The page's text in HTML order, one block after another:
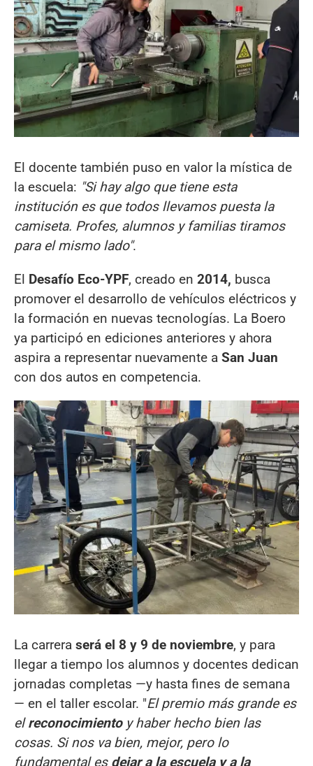
El docente también puso en valor la mística de
la escuela: "Si hay algo que tiene esta
institución es que todos llevamos puesta la
camiseta. Profes, alumnos y familias tiramos
para el mismo lado".
El Desafío Eco-YPF, creado en 2014, busca
promover el desarrollo de vehículos eléctricos y
la formación en nuevas tecnologías. La Boero
ya participó en ediciones anteriores y ahora
aspira a representar nuevamente a San Juan
con dos autos en competencia.
La carrera será el 8 y 9 de noviembre, y para
llegar a tiempo los alumnos y docentes dedican
jornadas completas —y hasta fines de semana
— en el taller escolar. "El premio más grande es
elreconocimientoy haber hecho bien las
cosas. Si nos va bien, mejor, pero lo
fundamental es dejar a la escuela y a la